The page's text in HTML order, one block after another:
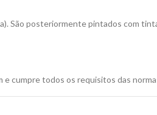
São posteriormente pintados com
cumpre todos os requisitos das